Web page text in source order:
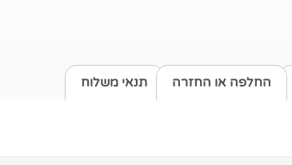
תנאי משלוח החלפה או החזרה